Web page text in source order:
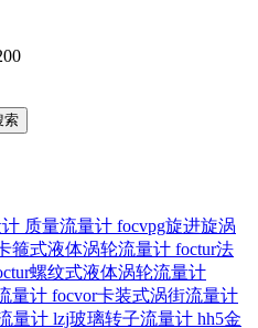
质量流量计 focvpg旋进旋涡
箍式液体涡轮流量计 foctur法
螺纹式液体涡轮流量计
量计 focvor卡装式涡街流量计
量计 lzj玻璃转子流量计 hh5金